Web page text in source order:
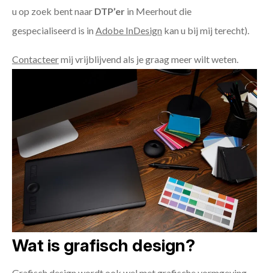
u op zoek bent naar DTP’er in Meerhout die
gespecialiseerd is in Adobe InDesign kan u bij mij terecht).
Contacteermij vrijblijvend als je graag meer wilt weten.
Wat is grafisch design?